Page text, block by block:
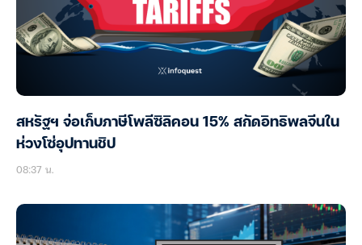
สหรัฐฯ จ่อเก็บภาษีโพลีซิลิคอน 15% สกัดอิทธิพลจีนใน
ห่วงโซ่อุปทานชิป
08:37 น.